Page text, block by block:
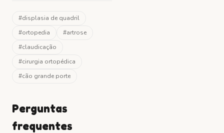
#displasia de quadril
#ortopedia #artrose
#claudicação
#cirurgia ortopédica
#cão grande porte
Perguntas
frequentes